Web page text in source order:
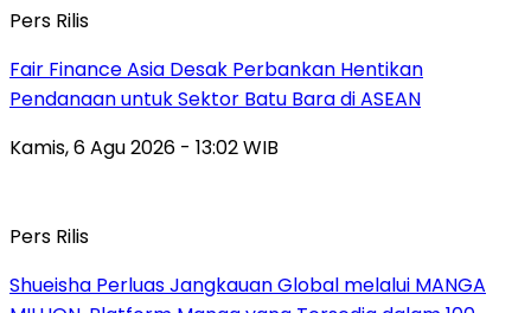
Pers Rilis
Fair Finance Asia Desak Perbankan Hentikan
Pendanaan untuk Sektor Batu Bara di ASEAN
Kamis, 6 Agu 2026 - 13:02 WIB
Pers Rilis
Shueisha Perluas Jangkauan Global melalui MANGA